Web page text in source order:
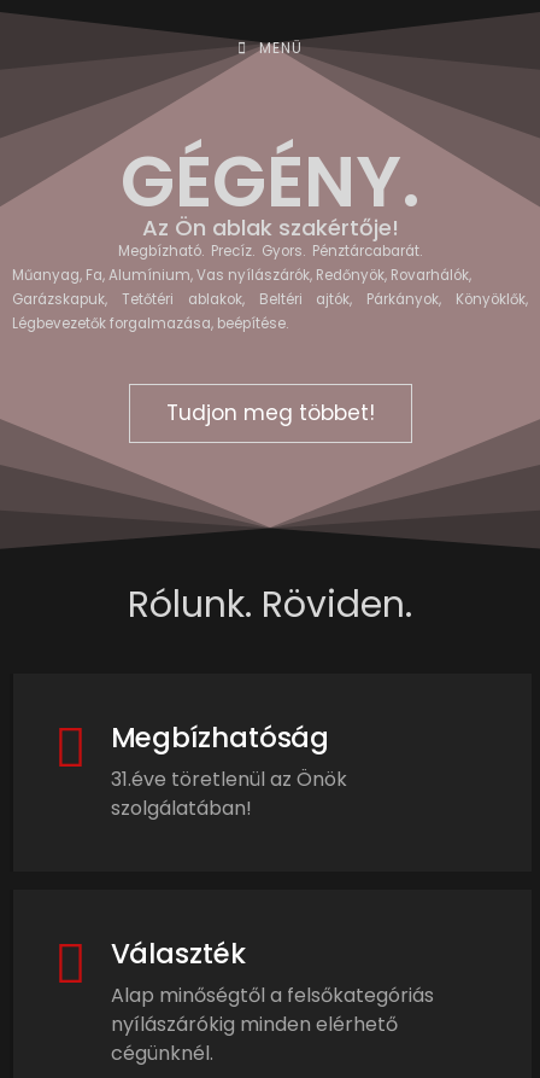
MENÜ
GÉGÉNY.
Az Ön ablak szakértője!
Megbízható. Precíz. Gyors. Pénztárcabarát.
Műanyag, Fa, Alumínium, Vas nyílászárók, Redőnyök, Rovarhálók,
Garázskapuk, Tetőtéri ablakok, Beltéri ajtók, Párkányok, Könyöklők,
Légbevezetők forgalmazása, beépítése.
Tudjon meg többet!
Rólunk. Röviden.
Megbízhatóság
31.éve töretlenül az Önök
szolgálatában!
Választék
Alap minőségtől a felsőkategóriás
nyílászárókig minden elérhető
cégünknél.